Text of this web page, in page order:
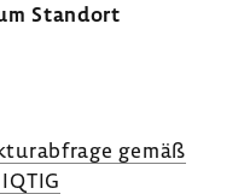
Standort
gemäß